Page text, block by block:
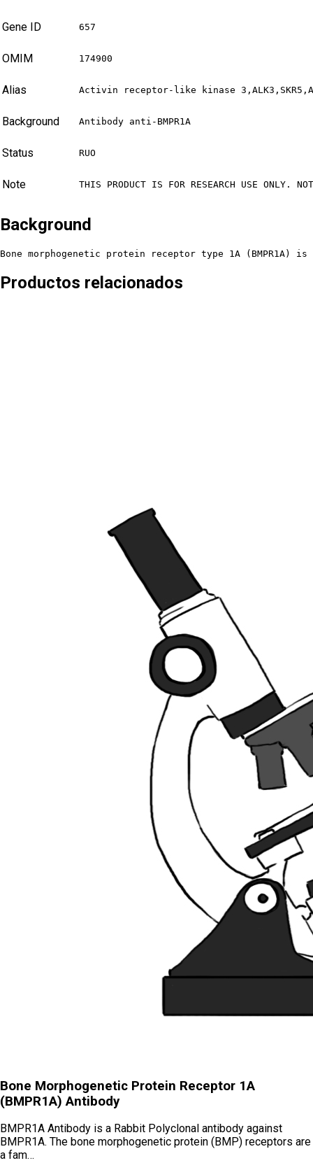
Gene ID 657
OMIM 174900
Alias Activin receptor-like kinase
Background Antibody anti-BMPR1A
Status RUO
Note THIS PRODUCT IS FOR RESEARCH USE ONLY.
Background
Bone morphogenetic protein receptor type 1A
Productos relacionados
Bone Morphogenetic Protein Receptor 1A
(BMPR1A) Antibody
BMPR1A Antibody is a Rabbit Polyclonal antibody against
BMPR1A. The bone morphogenetic protein (BMP) receptors are
a fam…